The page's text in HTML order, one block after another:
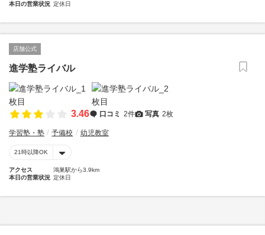
本日の営業状況 定休日
店舗公式
進学塾ライバル
3.46 口コミ 2件 写真 2枚
学習塾・塾 予備校 幼児教室
21時以降OK
アクセス
鴻巣駅から3.9km
本日の営業状況 定休日